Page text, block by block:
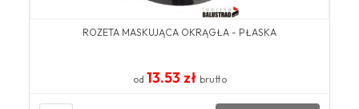
ROZETA MASKUJĄCA OKRĄGŁA - PŁASKA
od 13.53 zł brutto